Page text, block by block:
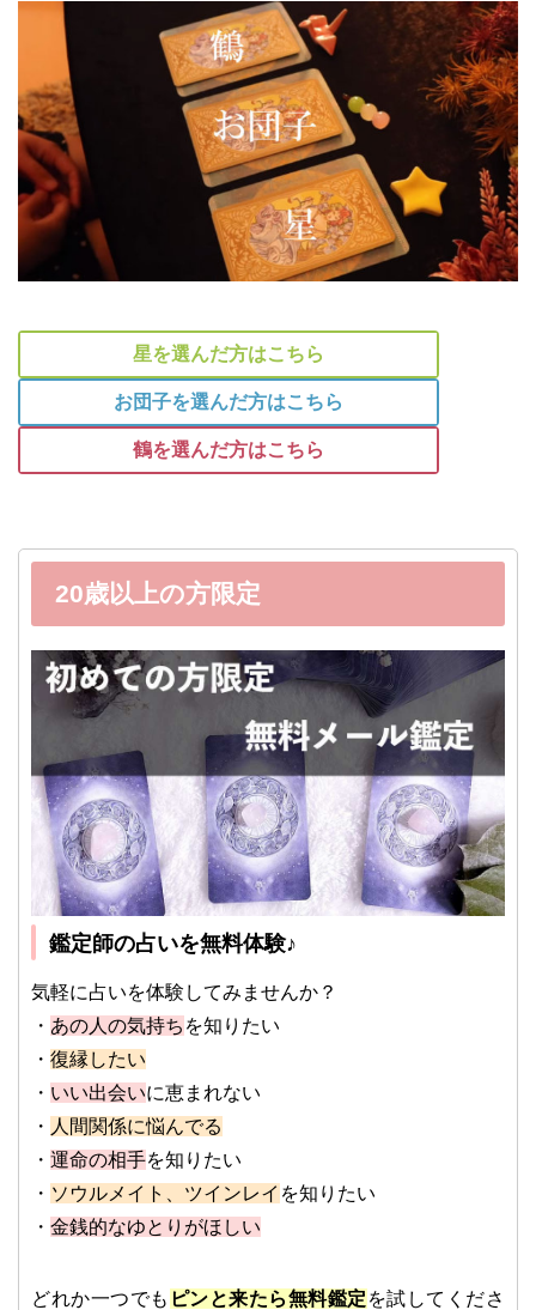
星を選んだ方はこちら
お団子を選んだ方はこちら
鶴を選んだ方はこちら
20歳以上の方限定
鑑定師の占いを無料体験♪
気軽に占いを体験してみませんか？
・ あの人の気持ち を知りたい
・ 復縁したい
・ いい出会いに恵まれない
・ 人間関係に悩んでる
・ 運命の相手を知りたい
・ ソウルメイト、ツインレイ を知りたい
・ 金銭的なゆとりがほしい
どれか一つでも ピンと来たら無料鑑定 を試してくださ